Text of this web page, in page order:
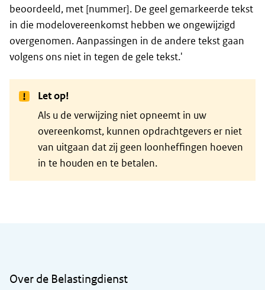
beoordeeld, met [nummer]. De geel gemarkeerde tekst
in die modelovereenkomst hebben we ongewijzigd
overgenomen. Aanpassingen in de andere tekst gaan
volgens ons niet in tegen de gele tekst.'
Let op!
Als u de verwijzing niet opneemt in uw
overeenkomst, kunnen opdrachtgevers er niet
van uitgaan dat zij geen loonheffingen hoeven
in te houden en te betalen.
Over de Belastingdienst